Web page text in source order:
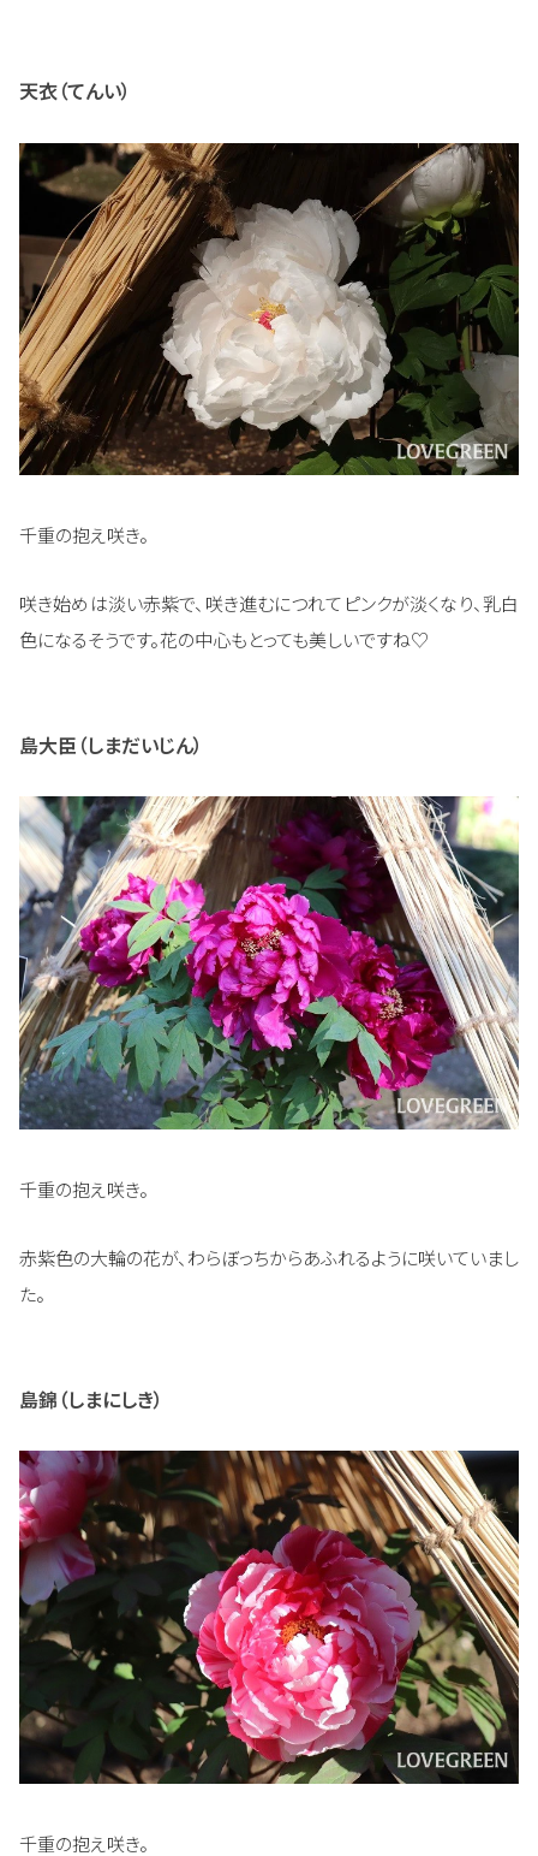
天衣（てんい）
千重の抱え咲き。
咲き始めは淡い赤紫で、咲き進むにつれてピンクが淡くなり、乳白
色になるそうです。花の中心もとっても美しいですね♡
島大臣（しまだいじん）
千重の抱え咲き。
赤紫色の大輪の花が、わらぼっちからあふれるように咲いていまし
た。
島錦（しまにしき）
千重の抱え咲き。